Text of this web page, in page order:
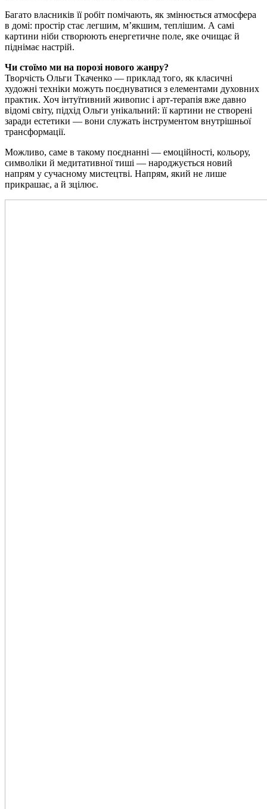
Багато власників її робіт помічають, як змінюється атмосфера
в домі: простір стає легшим, м’якшим, теплішим. А самі
картини ніби створюють енергетичне поле, яке очищає й
піднімає настрій.
Чи стоїмо ми на порозі нового жанру?
Творчість Ольги Ткаченко — приклад того, як класичні
художні техніки можуть поєднуватися з елементами духовних
практик. Хоч інтуїтивний живопис і арт-терапія вже давно
відомі світу, підхід Ольги унікальний: її картини не створені
заради естетики — вони служать інструментом внутрішньої
трансформації.
Можливо, саме в такому поєднанні — емоційності, кольору,
символіки й медитативної тиші — народжується новий
напрям у сучасному мистецтві. Напрям, який не лише
прикрашає, а й зцілює.